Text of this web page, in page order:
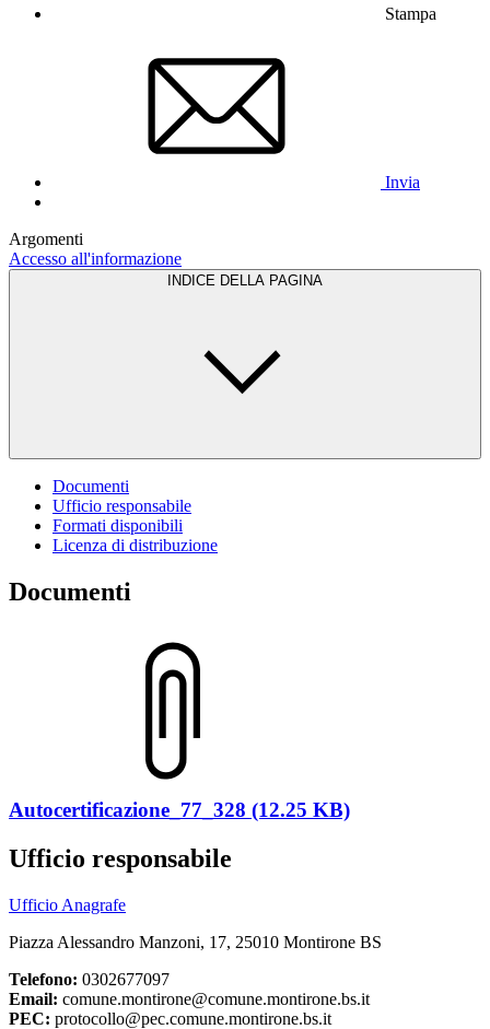
Stampa
Invia
Argomenti
Accesso all'informazione
INDICE DELLA PAGINA
Documenti
Ufficio responsabile
Formati disponibili
Licenza di distribuzione
Documenti
Autocertificazione_77_328 (12.25 KB)
Ufficio responsabile
Ufficio Anagrafe
Piazza Alessandro Manzoni, 17, 25010 Montirone BS
Telefono: 0302677097
Email: comune.montirone@comune.montirone.bs.it
PEC: protocollo@pec.comune.montirone.bs.it